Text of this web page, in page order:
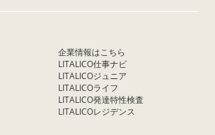
企業情報はこちら
LITALICO仕事ナビ
LITALICOジュニア
LITALICOライフ
LITALICO発達特性検査
LITALICOレジデンス